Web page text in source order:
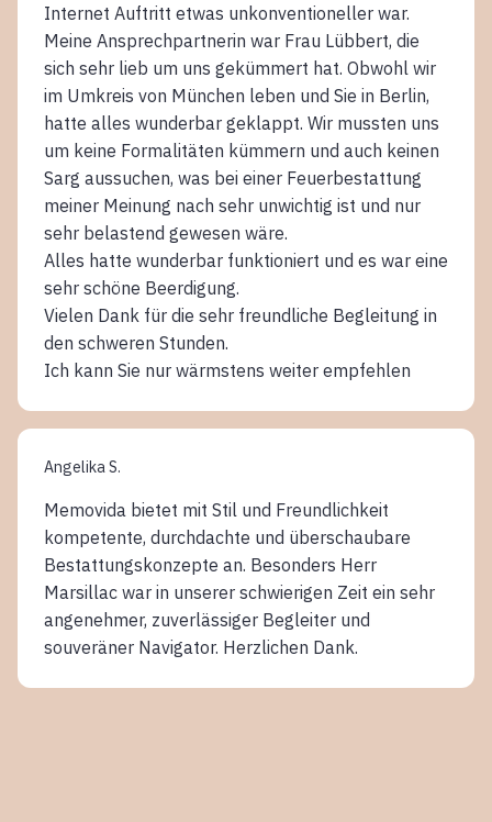
Internet Auftritt etwas unkonventioneller war.
Meine Ansprechpartnerin war Frau Lübbert, die
sich sehr lieb um uns gekümmert hat. Obwohl wir
im Umkreis von München leben und Sie in Berlin,
hatte alles wunderbar geklappt. Wir mussten uns
um keine Formalitäten kümmern und auch keinen
Sarg aussuchen, was bei einer Feuerbestattung
meiner Meinung nach sehr unwichtig ist und nur
sehr belastend gewesen wäre.
Alles hatte wunderbar funktioniert und es war eine
sehr schöne Beerdigung.
Vielen Dank für die sehr freundliche Begleitung in
den schweren Stunden.
Ich kann Sie nur wärmstens weiter empfehlen
Angelika S.
Memovida bietet mit Stil und Freundlichkeit
kompetente, durchdachte und überschaubare
Bestattungskonzepte an. Besonders Herr
Marsillac war in unserer schwierigen Zeit ein sehr
angenehmer, zuverlässiger Begleiter und
souveräner Navigator. Herzlichen Dank.